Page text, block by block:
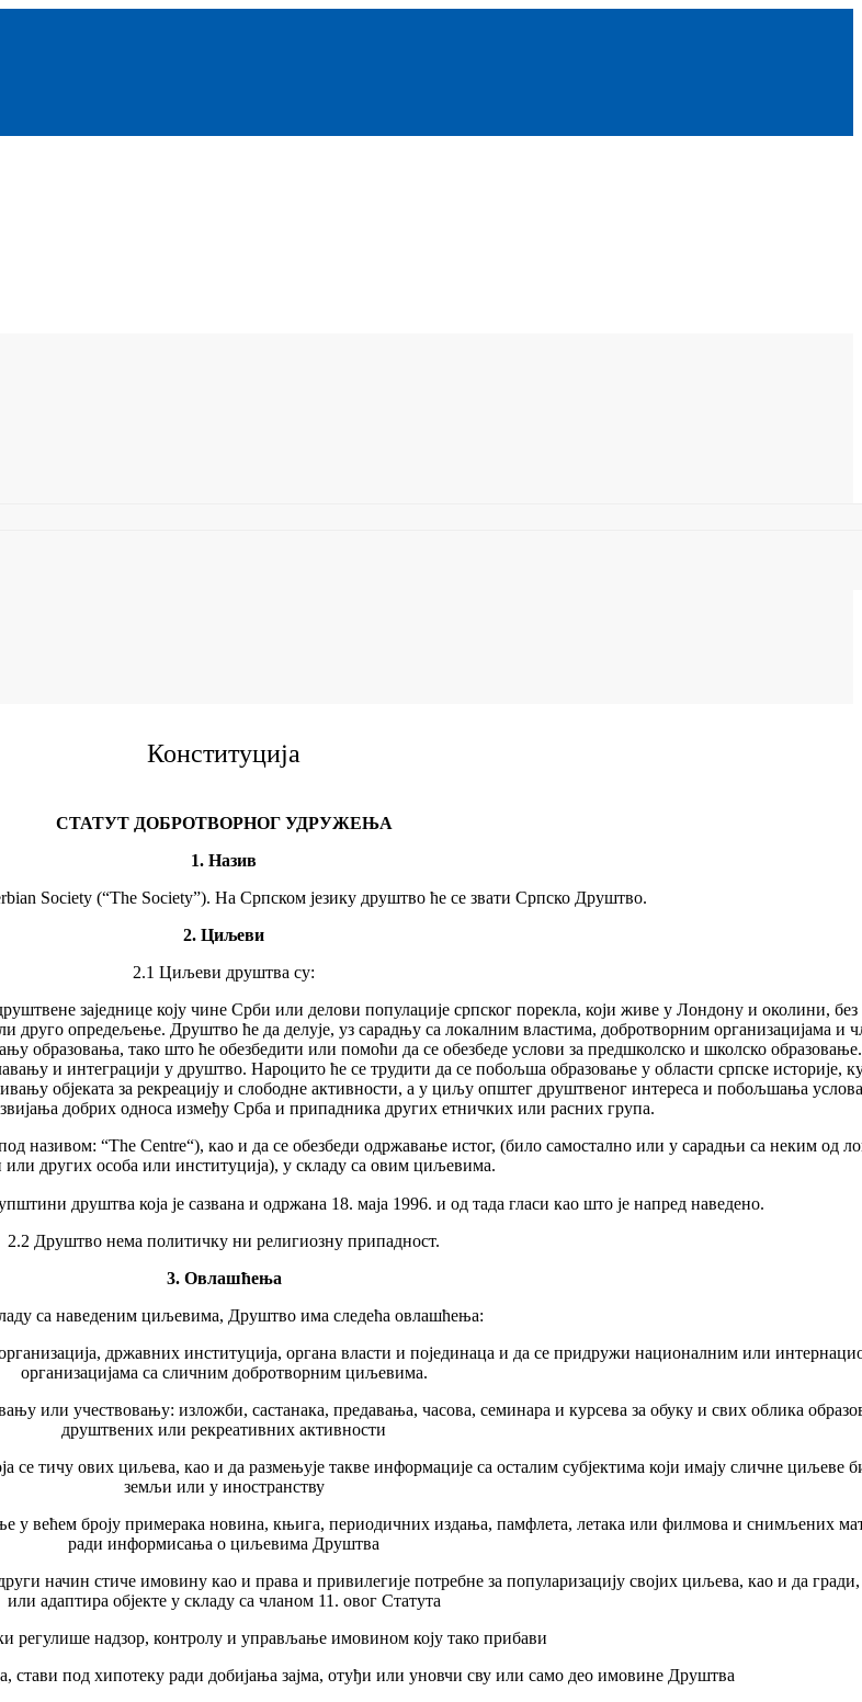
Конституција
СТАТУТ ДОБРОТВОРНОГ УДРУЖЕЊА
1. Назив
Society (“The Society”). На Српском језику друштво ће се звати Српско Друштво.
2. Циљеви
2.1 Циљеви друштва су:
заједнице коју чине Срби или делови популације српског порекла, који живе у Лондону и околини, без
друго опредељење. Друштво ће да делује, уз сарадњу са локалним властима, добротворним организацијама и
образовања, тако што ће обезбедити или помоћи да се обезбеде услови за предшколско и школско
и интеграцији у друштво. Нароцито ће се трудити да се побољша образовање у области српске историје,
објеката за рекреацију и слободне активности, а у циљу општег друштвеног интереса и побољшања
добрих односа између Срба и припадника других етничких или расних група.
називом: “The Centre“), као и да се обезбеди одржавање истог, (било самостално или у сарадњи са неким од
или других особа или институција), у складу са овим циљевима.
друштва која је сазвана и одржана 18. маја 1996. и од тада гласи као што је напред наведено.
2.2 Друштво нема политичку ни религиозну припадност.
3. Овлашћења
са наведеним циљевима, Друштво има следећа овлашћења:
државних институција, органа власти и појединаца и да се придружи националним или
организацијама са сличним добротворним циљевима.
или учествовању: изложби, састанака, предавања, часова, семинара и курсева за обуку и свих облика
друштвених или рекреативних активности
тичу ових циљева, као и да размењује такве информације са осталим субјектима који имају сличне циљеве
земљи или у иностранству
у већем броју примерака новина, књига, периодичних издања, памфлета, летака или филмова и снимљених
ради информисања о циљевима Друштва
начин стиче имовину као и права и привилегије потребне за популаризацију својих циљева, као и да
или адаптира објекте у складу са чланом 11. овог Статута
регулише надзор, контролу и управљање имовином коју тако прибави
стави под хипотеку ради добијања зајма, отуђи или уновчи сву или само део имовине Друштва